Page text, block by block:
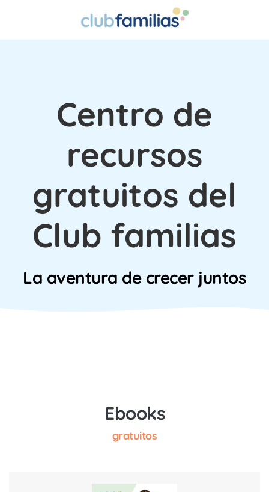
Centro de
recursos
gratuitos del
Club familias
La aventura de crecer juntos
Ebooks
gratuitos